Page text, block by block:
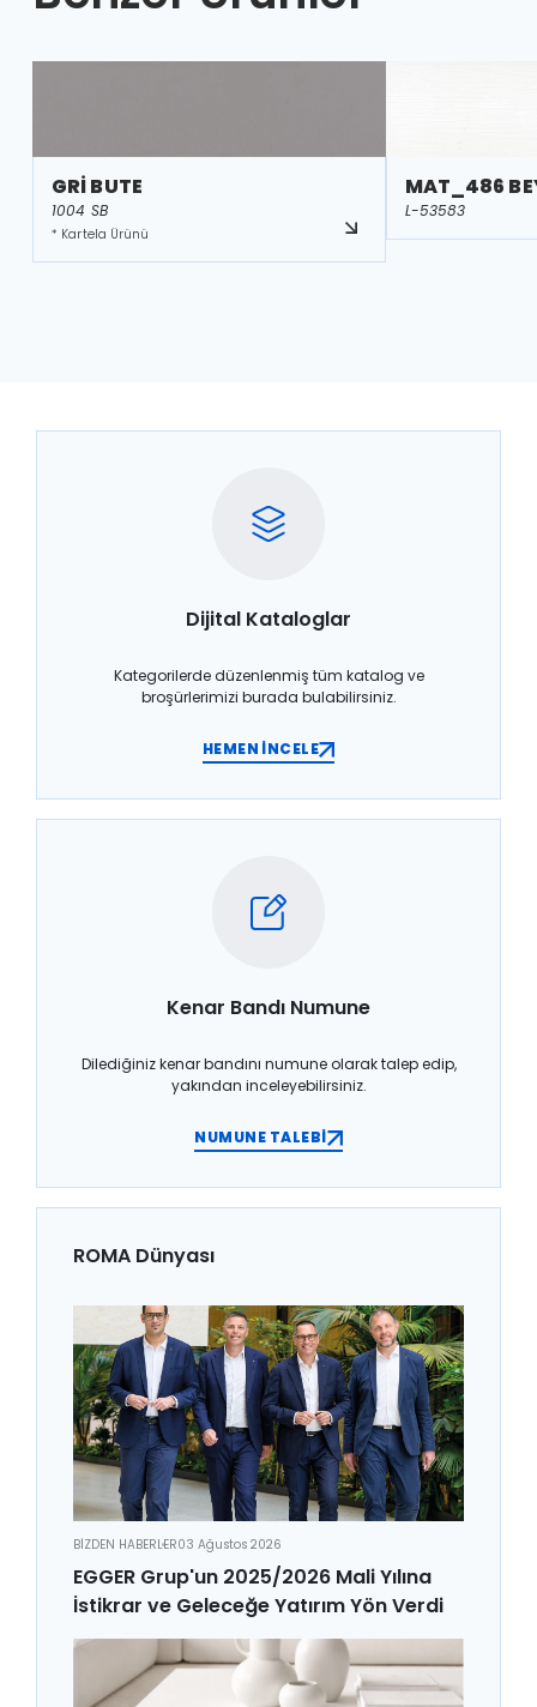
GRİ BUTE
1004 SB
* Kartela Ürünü
MAT_486
L-53583
Dijital Kataloglar
Kategorilerde düzenlenmiş tüm katalog ve
broşürlerimizi burada bulabilirsiniz.
HEMEN İNCELE
Kenar Bandı Numune
Dilediğiniz kenar bandını numune olarak talep edip,
yakından inceleyebilirsiniz.
NUMUNE TALEBİ
ROMA Dünyası
BİZDEN HABERLER03 Ağustos 2026
EGGER Grup'un 2025/2026 Mali Yılına
İstikrar ve Geleceğe Yatırım Yön Verdi